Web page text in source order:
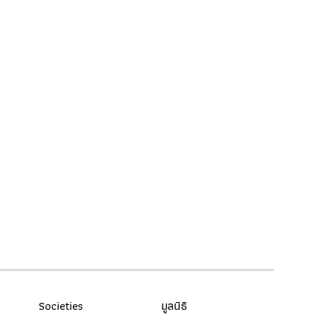
อนาคามี, โอปปาติกะ, อุปปาติกะ
Societies มูลนิธิ